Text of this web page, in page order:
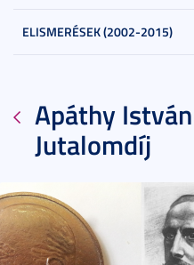
ELISMERÉSEK (2002-2015)
Apáthy
Jutalomdíj